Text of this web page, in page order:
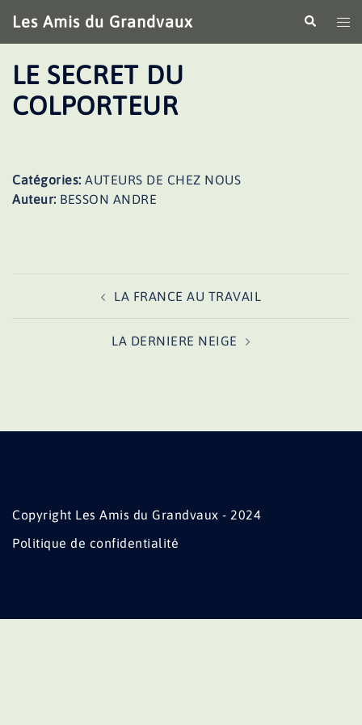
au
contenu
Les Amis du Grandvaux
le
LE SECRET DU
COLPORTEUR
Catégories: AUTEURS DE CHEZ NOUS
Auteur: BESSON ANDRE
LA FRANCE AU TRAVAIL
LA DERNIERE NEIGE
Copyright Les Amis du Grandvaux - 2024
Politique de confidentialité